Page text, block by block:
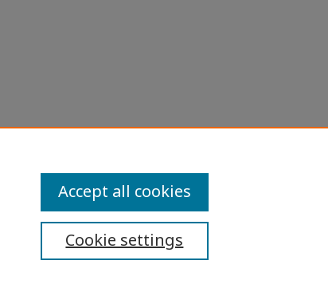
Statement
Cookie settings
Accept all cookies